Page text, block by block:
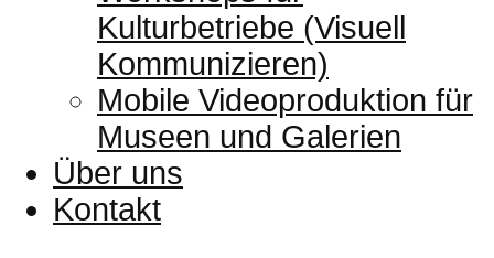
Kulturbetriebe (Visuell
Kommunizieren)
Mobile Videoproduktion für
Museen und Galerien
Über uns
Kontakt